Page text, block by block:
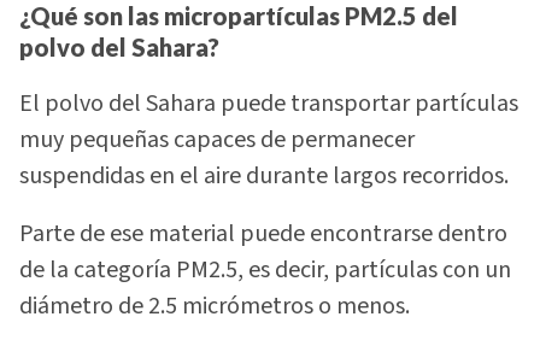
¿Qué son las micropartículas PM2.5 del
polvo del Sahara?
El polvo del Sahara puede transportar partículas
muy pequeñas capaces de permanecer
suspendidas en el aire durante largos recorridos.
Parte de ese material puede encontrarse dentro
de la categoría PM2.5, es decir, partículas con un
diámetro de 2.5 micrómetros o menos.